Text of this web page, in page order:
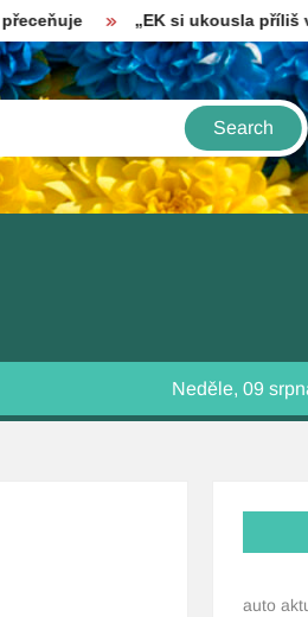
„EK si ukousla příliš velké
Neděle, 09
auto